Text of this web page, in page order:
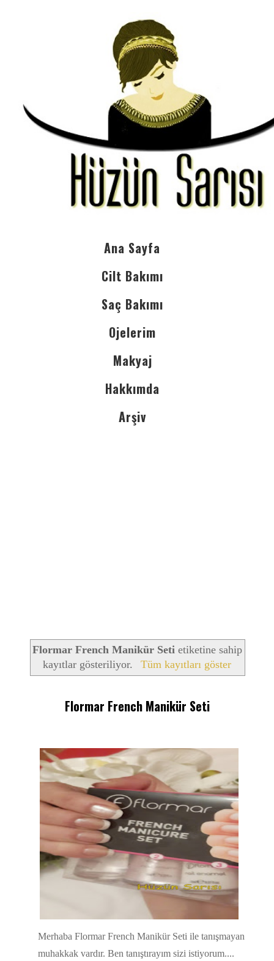
Ana Sayfa
Cilt Bakımı
Saç Bakımı
Ojelerim
Makyaj
Hakkımda
Arşiv
Flormar French Manikür Seti etiketine sahip
kayıtlar gösteriliyor.
Tüm kayıtları göster
Flormar French Manikür Seti
Merhaba Flormar French Manikür Seti ile tanışmayan
muhakkak vardır. Ben tanıştırayım sizi istiyorum....